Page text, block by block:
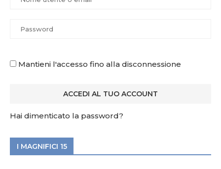
Mantieni l'accesso fino alla disconnessione
Hai dimenticato la password?
I MAGNIFICI 15